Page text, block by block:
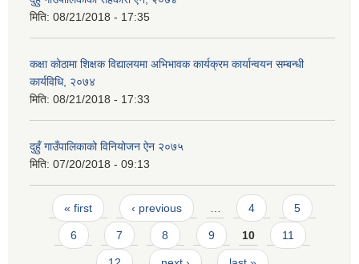
मिति: 08/21/2018 - 17:35
कक्षा कोठामा शिक्षक विद्यालयमा अभिभावक कार्यक्रम कार्यान्वयन सम्बन्धी
कार्यविधि, २०७४
मिति: 08/21/2018 - 17:33
दुहुँ गाउँपालिकाको विनियोजन ऐन २०७५
मिति: 07/20/2018 - 09:13
Pages
« first ‹ previous 4 5
6 7 8 9 10 11